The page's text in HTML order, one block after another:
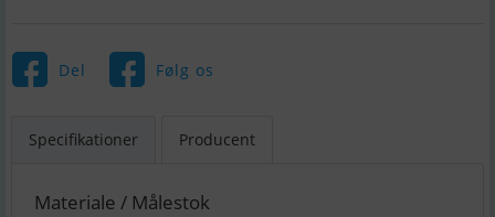
Del Følg os
Specifikationer Producent
Materiale / Målestok